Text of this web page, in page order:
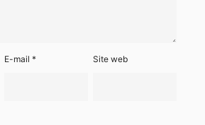
E-mail* Site web